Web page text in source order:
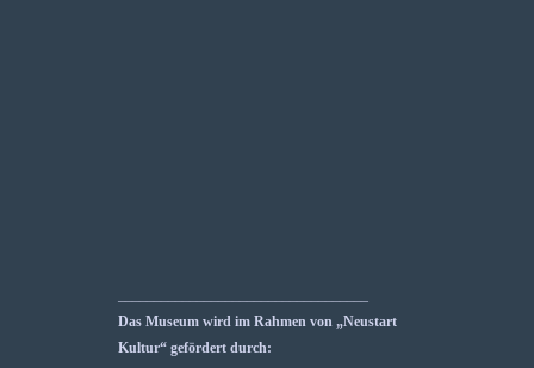
Das Museum wird im Rahmen von „Neustart
Kultur“ gefördert durch: